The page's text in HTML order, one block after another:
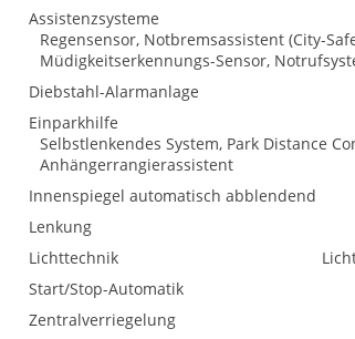
Assistenzsysteme
Regensensor, Notbremsassistent (City-
Müdigkeitserkennungs-Sensor,
Diebstahl-Alarmanlage
Einparkhilfe
Selbstlenkendes System, Park Distance
Anhängerrangierassistent
Innenspiegel automatisch abblendend
Lenkung
Lichttechnik
Start/Stop-Automatik
Zentralverriegelung